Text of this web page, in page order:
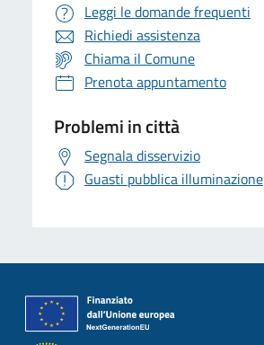
Leggi le domande frequenti
Richiedi assistenza
Chiama il Comune
Prenota appuntamento
Problemi in città
Segnala disservizio
Guasti pubblica illuminazione